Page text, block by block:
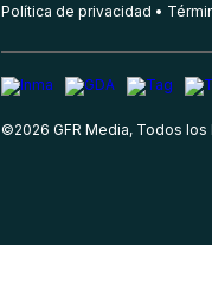
Política de privacidad
©2026 GFR Media, Todos